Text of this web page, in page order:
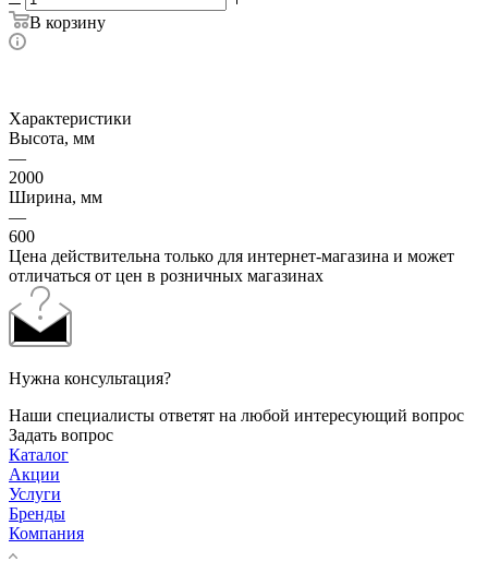
В корзину
Характеристики
Высота, мм
—
2000
Ширина, мм
—
600
Цена действительна только для интернет-магазина и может
отличаться от цен в розничных магазинах
Нужна консультация?
Наши специалисты ответят на любой интересующий вопрос
Задать вопрос
Каталог
Акции
Услуги
Бренды
Компания